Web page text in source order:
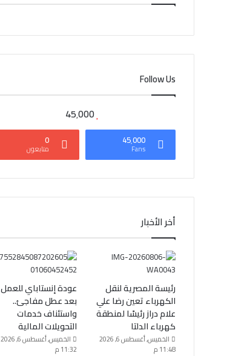
Follow Us
45٬000
45٬000
Fans
0
متابعون
أخر الأخبار
رئيسة المصرية لنقل
الكهرباء تعين رضا علي
علام دراز رئيسًا لمنطقة
كهرباء الدلتا
الخميس, أغسطس 6, 2026
11:48 م
عودة إنستاباي للعمل
بعد عطل مفاجئ..
واستئناف خدمات
التحويلات المالية
الخميس, أغسطس 6, 2026
11:32 م